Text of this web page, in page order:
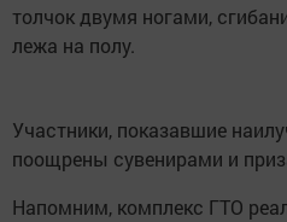
толчок двумя ногами,
лежа на полу.
Участники, показавшие
поощрены сувенирами и
Напомним, комплекс ГТО